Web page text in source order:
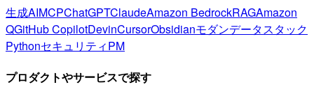
生成AIMCPChatGPTClaudeAmazon BedrockRAGAmazon
QGitHub CopilotDevinCursorObsidianモダンデータスタック
PythonセキュリティPM
プロダクトやサービスで探す